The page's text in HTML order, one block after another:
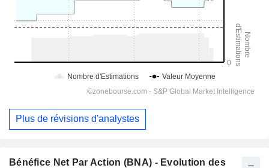
Plus de révisions d'analystes
Bénéfice Net Par Action (BNA) - Evolution des